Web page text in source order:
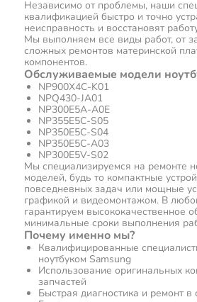
Независимо от проблемы, наши
квалификацией быстро и точно
неисправность и восстановят
Мы выполняем все виды работ, от
сложных ремонтов материнской
компонентов.
Обслуживаемые модели
NP900X4C-K01
NPQ430-JA01
NP300E5A-A0E
NP355E5C-S05
NP350E5C-S04
NP350E5C-A03
NP300E5V-S02
Мы специализируемся на ремонте
моделей, будь то компактные
повседневных задач или мощные
графикой и видеомонтажом. В
гарантируем высококачественное
минимальные сроки выполнения
Почему именно мы?
Квалифицированные
ноутбуком Samsung
Использование оригинальных
запчастей
Быстрая диагностика и ремонт в